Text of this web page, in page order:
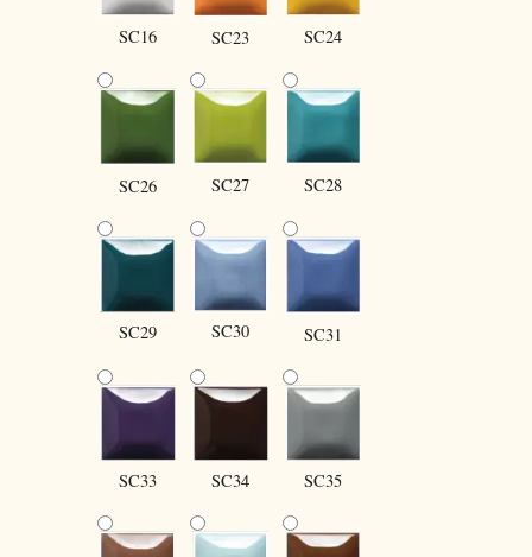
SC16 SC23 SC24
SC26 SC27 SC28
SC29 SC30 SC31
SC33 SC34 SC35